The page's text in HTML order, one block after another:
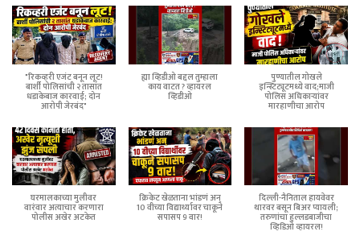
"रिकव्हरी एजंट बनून लूट!
बार्शी पोलिसांची २ तासांत
धडाकेबाज कारवाई; दोन
आरोपी जेरबंद"
ह्या व्हिडीओ बद्दल तुम्हाला
काय वाटत ? व्हायरल
व्हिडीओ
पुण्यातील गोखले
इन्स्टिट्यूटमध्ये वाद;माजी
पोलिस अधिकाऱ्यांवर
मारहाणीचा आरोप
घरमालकाच्या मुलीवर
वारंवार अत्याचार करणारा
पोलीस अखेर अटकेत
क्रिकेट खेळताना भांडणं अन्
10 वीच्या विद्यार्थ्यावर चाकूने
सपासप 9 वार!
दिल्ली-नैनिताल हायवेवर
थारवर बसून बिअर प्यायली;
तरुणांचा हुल्लडबाजीचा
व्हिडिओ व्हायरल!